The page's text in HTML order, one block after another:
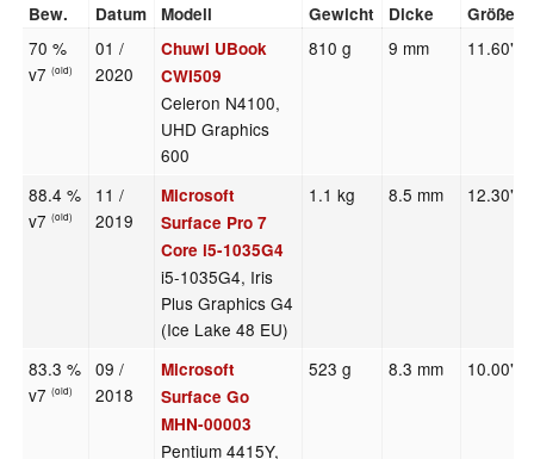
Bew. Datum Modell Gewicht Dicke Größe
70 %
v7(old)
01 /
2020
Chuwi UBook
CWI509
Celeron N4100,
UHD Graphics
600
810 g 9 mm 11.60"
88.4 %
v7(old)
11 /
2019
Microsoft
Surface Pro 7
Core i5-1035G4
i5-1035G4, Iris
Plus Graphics G4
(Ice Lake 48 EU)
1.1 kg 8.5 mm 12.30"
83.3 %
v7(old)
09 /
2018
Microsoft
Surface Go
MHN-00003
Pentium 4415Y,
523 g 8.3 mm 10.00"